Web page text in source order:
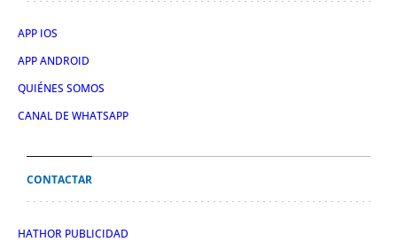
APP IOS
APP ANDROID
QUIÉNES SOMOS
CANAL DE WHATSAPP
CONTACTAR
HATHOR PUBLICIDAD